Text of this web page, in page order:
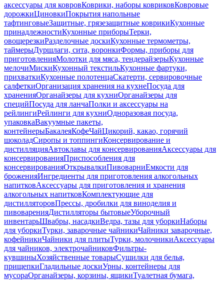
аксессуары для ковровКоврики, наборы ковриковКовровые
дорожкиЦиновкиПокрытия напольные
тафтинговыеЗащитные, грязезащитные коврикиКухонные
принадлежностиКухонные приборыТерки,
овощерезкиРазделочные доскиКухонные термометры,
таймерыДуршлаги, сита, воронкиФормы, приборы для
приготовленияМолотки для мяса, тендерайзерыКухонные
мелочиМискиКухонный текстильКухонные фартуки,
прихваткиКухонные полотенцаСкатерти, сервировочные
салфеткиОрганизация хранения на кухнеПосуда для
храненияОрганайзеры для кухниОрганайзеры для
специйПосуда для ланчаПолки и аксессуары на
рейлингиРейлинги для кухниОдноразовая посуда,
упаковкаВакуумные пакеты,
контейнерыБакалеяКофеЧайЦикорий, какао, горячий
шоколадСиропы и топпингиКонсервирование и
дистилляцияАвтоклавы для консервированияАксессуары для
консервированияПриспособления для
консервированияОткрывалкиПивоварниЕмкости для
броженияИнгредиенты для приготовления алкогольных
напитковАксессуары для приготовления и хранения
алкогольных напитковКомплектующие для
дистилляторовПрессы, дробилки для виноделия и
пивоваренияДистилляторы бытовыеУборочный
инвентарьШвабры, насадкиВедра, тазы для уборкиНаборы
для уборкиТурки, заварочные чайникиЧайники заварочные,
кофейникиЧайники для плитыТурки, молочникиАксессуары
для чайников, электрочайниковФильтры-
кувшиныХозяйственные товарыСушилки для белья,
прищепкиГладильные доскиУрны, контейнеры для
мусораОрганайзеры, корзины, ящикиТуалетная бумага,